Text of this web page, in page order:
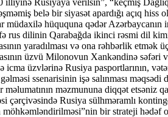
Rusiyaya verilsin”, “keçmiş
belə bir siyasət apardığı açıq
hüququna qədər
rus dilinin Qarabağda ikinci rəsmi dil
yaradılması və ona rəhbərlik etmək
üzvü Milonovun Xankəndinə səfəri və
üzvlərinə Rusiya pasportlarının,
ssenarisinin işə salınması
məzmununa diqqət etsəniz
Rusiya sülhməramlı
bir strateji hədəf